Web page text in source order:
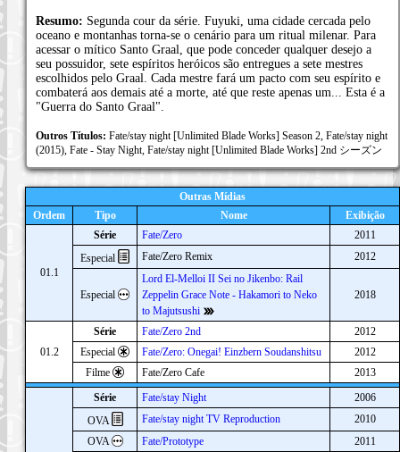
Resumo: Segunda cour da série. Fuyuki, uma cidade cercada pelo
oceano e montanhas torna-se o cenário para um ritual milenar. Para
acessar o mítico Santo Graal, que pode conceder qualquer desejo a
seu possuidor, sete espíritos heróicos são entregues a sete mestres
escolhidos pelo Graal. Cada mestre fará um pacto com seu espírito e
combaterá aos demais até a morte, até que reste apenas um... Esta é a
"Guerra do Santo Graal".
Outros Títulos: Fate/stay night [Unlimited Blade Works] Season 2, Fate/stay night
(2015), Fate - Stay Night, Fate/stay night [Unlimited Blade Works] 2nd シーズン
Outras Mídias
Ordem
Tipo Nome Exibição
01.1
Série Fate/Zero
2011
Especial
Fate/Zero Remix 2012
Especial
Lord El-Melloi II Sei no Jikenbo: Rail
Zeppelin Grace Note - Hakamori to Neko
to Majutsushi
2018
01.2
Série Fate/Zero 2nd
2012
Especial
Fate/Zero: Onegai! Einzbern Soudanshitsu
2012
Filme
Fate/Zero Cafe 2013
Série Fate/stay Night
2006
OVA
Fate/stay night TV Reproduction
2010
OVA
Fate/Prototype
2011